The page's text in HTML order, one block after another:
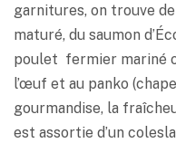
garnitures, on trouve
maturé, du saumon
poulet fermier mariné
l’œuf et au panko
gourmandise, la
est assortie d’un